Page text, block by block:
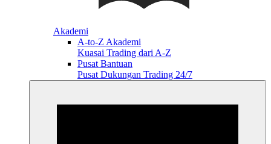
Akademi
A-to-Z Akademi
Kuasai Trading dari A-Z
Pusat Bantuan
Pusat Dukungan Trading 24/7